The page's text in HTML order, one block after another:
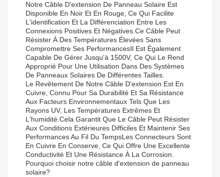
Notre Câble D'extension De Panneau Solaire Est
Disponible En Noir Et En Rouge, Ce Qui Facilite
L'identification Et La Différenciation Entre Les
Connexions Positives Et Négatives.ce Câble Peut
Résister À Des Températures Élevées Sans
Compromettre Ses PerformancesIl Est Également
Capable De Gérer Jusqu'à 1500V, Ce Qui Le Rend
Approprié Pour Une Utilisation Dans Des Systèmes
De Panneaux Solaires De Différentes Tailles.
Le Revêtement De Notre Câble D'extension Est En
Cuivre, Connu Pour Sa Durabilité Et Sa Résistance
Aux Facteurs Environnementaux Tels Que Les
Rayons UV, Les Températures Extrêmes Et
L'humidité.Cela Garantit Que Le Câble Peut Résister
Aux Conditions Extérieures Difficiles Et Maintenir Ses
Performances Au Fil Du TempsLes Connecteurs Sont
En Cuivre En Conserve, Ce Qui Offre Une Excellente
Conductivité Et Une Résistance À La Corrosion.
Pourquoi choisir notre câble d'extension de panneau
solaire?